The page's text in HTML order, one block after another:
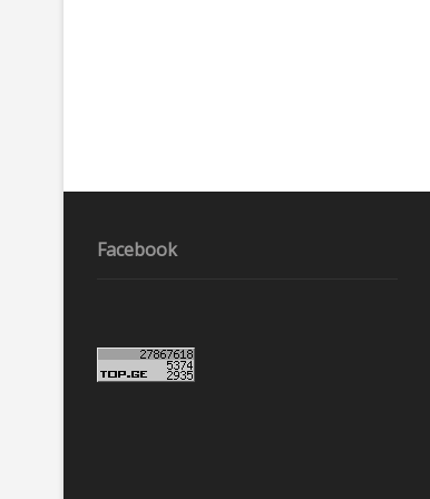
Facebook